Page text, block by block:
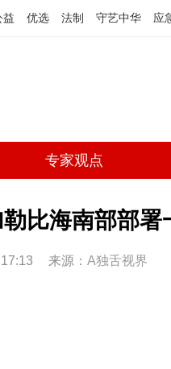
益 优选 法制 守艺中华 应
专家观点
比海南部部署
来源： A独舌视界